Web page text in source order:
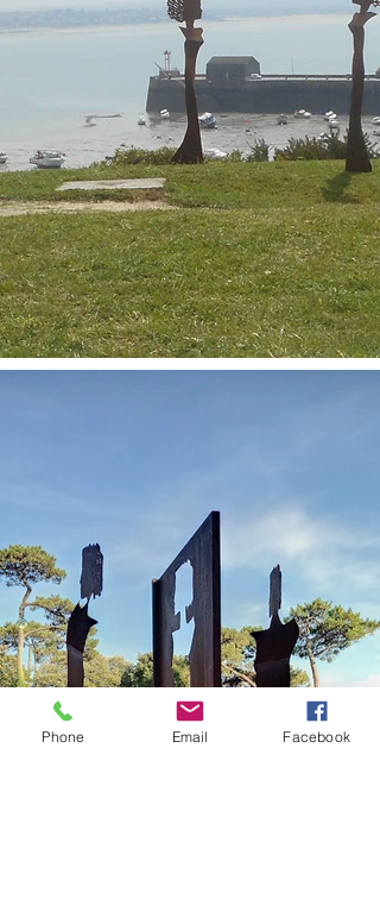
Phone Email Facebook